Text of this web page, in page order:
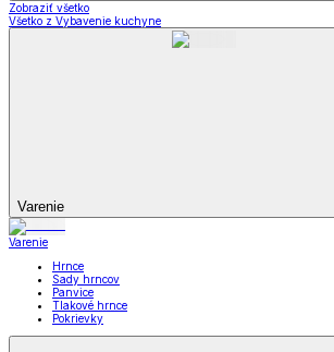
Zobraziť všetko
Všetko z Vybavenie kuchyne
Varenie
Varenie
Hrnce
Sady hrncov
Panvice
Tlakové hrnce
Pokrievky